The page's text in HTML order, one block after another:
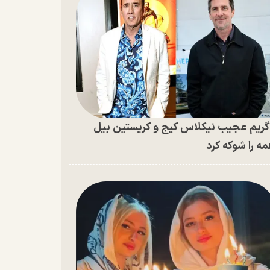
عجیب نیکلاس کیج و کریستین بیل
را شوکه کرد